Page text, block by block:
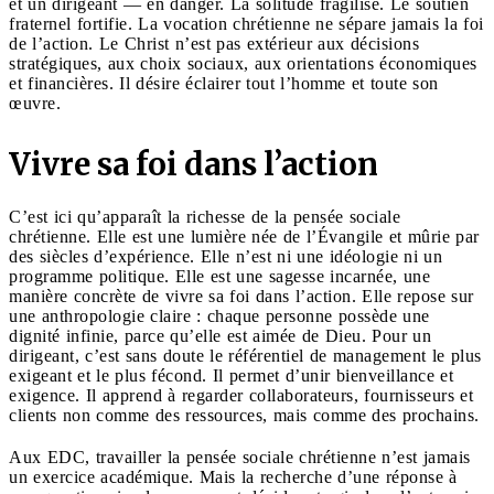
fraternel fortifie. La vocation chrétienne ne sépare jamais la foi
de l’action. Le Christ n’est pas extérieur aux décisions
stratégiques, aux choix sociaux, aux orientations économiques
et financières. Il désire éclairer tout l’homme et toute son
œuvre.
Vivre sa foi dans l’action
C’est ici qu’apparaît la richesse de la pensée sociale
chrétienne. Elle est une lumière née de l’Évangile et mûrie par
des siècles d’expérience. Elle n’est ni une idéologie ni un
programme politique. Elle est une sagesse incarnée, une
manière concrète de vivre sa foi dans l’action. Elle repose sur
une anthropologie claire : chaque personne possède une
dignité infinie, parce qu’elle est aimée de Dieu. Pour un
dirigeant, c’est sans doute le référentiel de management le plus
exigeant et le plus fécond. Il permet d’unir bienveillance et
exigence. Il apprend à regarder collaborateurs, fournisseurs et
clients non comme des ressources, mais comme des prochains.
Aux EDC, travailler la pensée sociale chrétienne n’est jamais
un exercice académique. Mais la recherche d’une réponse à